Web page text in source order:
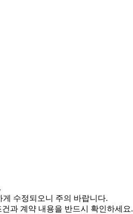
수정되오니 주의 바랍니다.
과 계약 내용을 반드시 확인하세요.